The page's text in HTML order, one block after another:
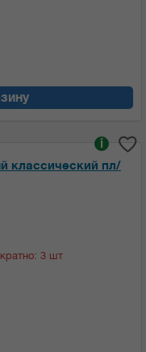
классический пл/
i
3 шт